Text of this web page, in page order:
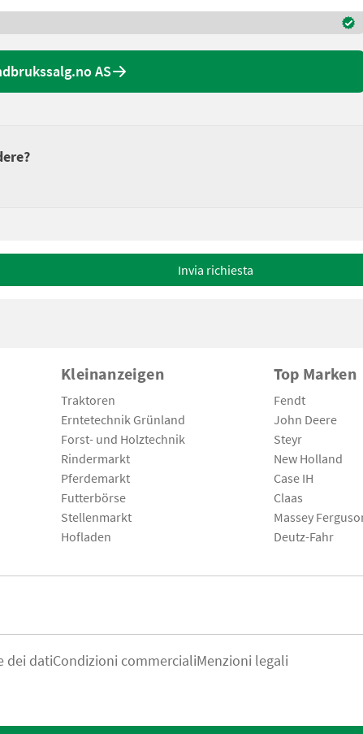
AS
Invia richiesta
Kleinanzeigen
Traktoren
Erntetechnik Grünland
Forst- und Holztechnik
Rindermarkt
Pferdemarkt
Futterbörse
Stellenmarkt
Hofladen
Top Marken
Fendt
John Deere
Steyr
New Holland
Case IH
Claas
Massey
Deutz-Fahr
dei datiCondizioni commercialiMenzioni legali